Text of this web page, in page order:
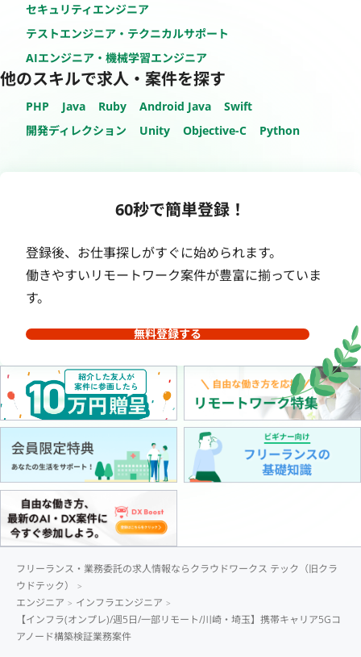
セキュリティエンジニア
テストエンジニア・テクニカルサポート
AIエンジニア・機械学習エンジニア
他のスキルで求人・案件を探す
PHP Java Ruby Android Java
Swift
開発ディレクション
Unity Objective-C Python
60秒で簡単登録！
登録後、お仕事探しがすぐに始められます。
働きやすいリモートワーク案件が豊富に揃っていま
す。
無料登録する
フリーランス・業務委託の求人情報ならクラウドワークス テック（旧クラ
ウドテック）
エンジニア
インフラエンジニア
【インフラ(オンプレ)/週5日/一部リモート/川崎・埼玉】携帯キャリア5Gコ
アノード構築検証業務案件